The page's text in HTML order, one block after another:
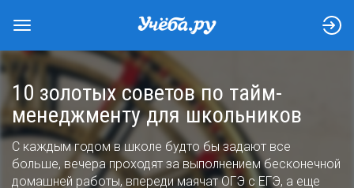
10 золотых советов по тайм-
менеджменту для школьников
С каждым годом в школе будто бы задают все
больше, вечера проходят за выполнением бесконечной
домашней работы, впереди маячат ОГЭ с ЕГЭ, а еще